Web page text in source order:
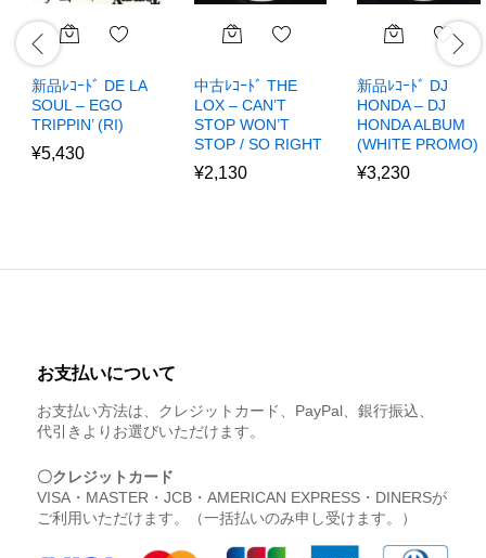
新品ﾚｺｰﾄﾞ DE LA
SOUL – EGO
TRIPPIN’ (RI)
¥5,430
中古ﾚｺｰﾄﾞ THE
LOX – CAN’T
STOP WON’T
STOP / SO RIGHT
¥2,130
新品ﾚｺｰﾄﾞ DJ
HONDA – DJ
HONDA ALBUM
(WHITE PROMO)
¥3,230
お支払いについて
お支払い方法は、クレジットカード、PayPal、銀行振込、
代引きよりお選びいただけます。
〇クレジットカード
VISA・MASTER・JCB・AMERICAN EXPRESS・DINERSが
ご利用いただけます。（一括払いのみ申し受けます。）